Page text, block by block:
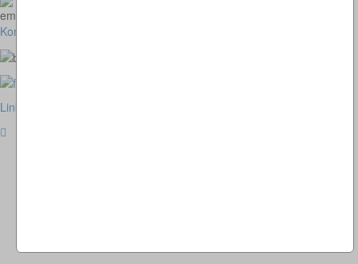
Kontakt
Link zur klassischen Website